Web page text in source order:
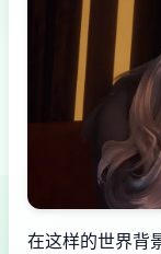
在这样的世界背